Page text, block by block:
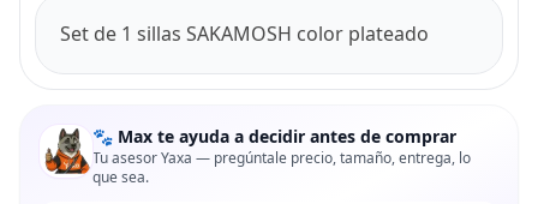
Set de 1 sillas SAKAMOSH color plateado
🐾 Max te ayuda a decidir antes de comprar
Tu asesor Yaxa — pregúntale precio, tamaño, entrega, lo
que sea.